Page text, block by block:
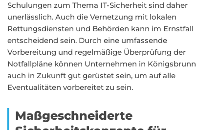
Schulungen zum Thema IT-Sicherheit sind daher
unerlässlich. Auch die Vernetzung mit lokalen
Rettungsdiensten und Behörden kann im Ernstfall
entscheidend sein. Durch eine umfassende
Vorbereitung und regelmäßige Überprüfung der
Notfallpläne können Unternehmen in Königsbrunn
auch in Zukunft gut gerüstet sein, um auf alle
Eventualitäten vorbereitet zu sein.
Maßgeschneiderte